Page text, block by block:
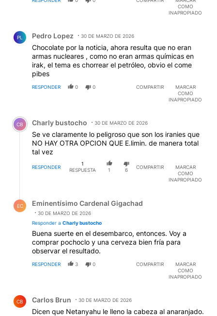
COMO
INAPROPIADO
PL Pedro Lopez 30 DE MARZO DE 2026
Chocolate por la noticia, ahora resulta que no eran
armas nucleares , como no eran armas químicas en
irak, el tema es chorrear el petróleo, obvio el come
pibes
RESPONDER 0 0 COMPARTIR
MARCAR
COMO
INAPROPIADO
Comentario de Charly bustocho.
CB Charly bustocho 30 DE MARZO DE 2026
Se ve claramente lo peligroso que son los iranies que
NO HAY OTRA OPCION QUE E.limin. de manera total
tal vez
RESPONDER
1
RESPUESTA
1 6
COMPARTIR
MARCAR
COMO
INAPROPIADO
EC Eminentísimo Cardenal Gigachad
30 DE MARZO DE 2026
Responder a Charly bustocho
Buena suerte en el desembarco, entonces. Voy a
comprar pochoclo y una cerveza bien fría para
observar el resultado.
RESPONDER 3 0 COMPARTIR
MARCAR
COMO
INAPROPIADO
CB Carlos Brun 30 DE MARZO DE 2026
Dicen que Netanyahu le lleno la cabeza al anaranjado.